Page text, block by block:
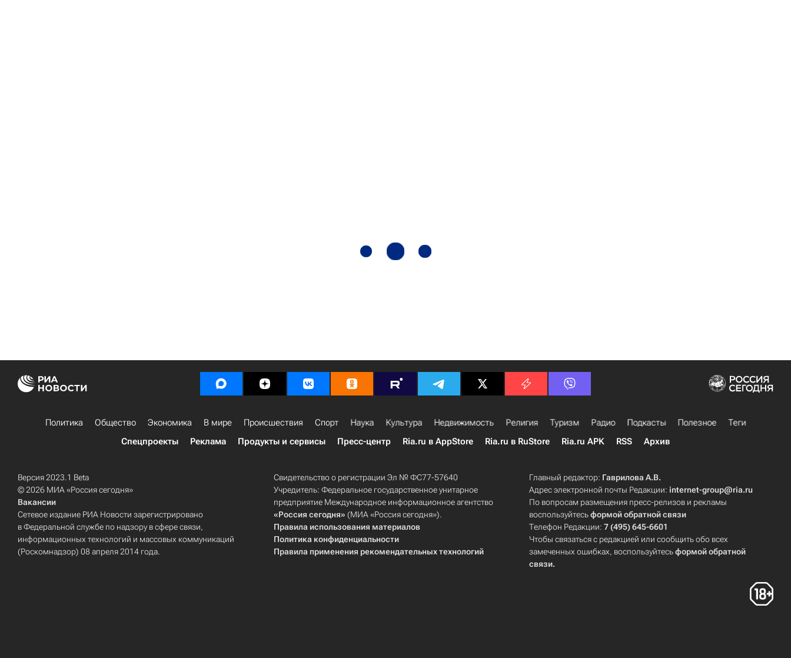
Политика Общество Экономика В мире Происшествия Спорт Наука Культура Недвижимость Религия Туризм Радио Подкасты Полезное
Теги
Спецпроекты
Реклама Продукты и сервисы Пресс-центр Ria.ru в AppStore Ria.ru в RuStore Ria.ru APK RSS Архив
Версия 2023.1 Beta
© 2026 МИА «Россия сегодня»
Вакансии
Сетевое издание РИА Новости зарегистрировано
в Федеральной службе по надзору в сфере связи,
информационных технологий и массовых коммуникаций
(Роскомнадзор) 08 апреля 2014 года.
Свидетельство о регистрации Эл № ФС77-57640
Учредитель: Федеральное государственное унитарное
предприятие Международное информационное агентство
«Россия сегодня» (МИА «Россия сегодня»).
Правила использования материалов
Политика конфиденциальности
Правила применения рекомендательных технологий
Главный редактор: Гаврилова А.В.
Адрес электронной почты Редакции:internet-group@ria.ru
По вопросам размещения пресс-релизов и рекламы
воспользуйтесьформой обратной связи
Телефон Редакции:7 (495) 645-6601
Чтобы связаться с редакцией или сообщить обо всех
замеченных ошибках, воспользуйтесьформой обратной
связи.